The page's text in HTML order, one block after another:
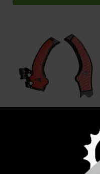
RACETECH
PRO/RALLY Black-Red